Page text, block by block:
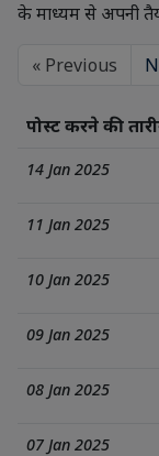
के माध्यम से अपनी
« Previous
पोस्ट करने की
14 Jan 2025
11 Jan 2025
10 Jan 2025
09 Jan 2025
08 Jan 2025
07 Jan 2025